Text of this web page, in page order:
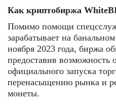
Как криптобиржа
Помимо помощи
зарабатывает на
ноября 2023 года, биржа
предоставив возможность
официального запуска
перенасыщению рынка и
монеты.